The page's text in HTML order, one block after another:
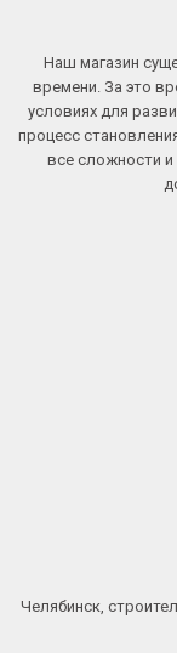
Наш магазин
времени. За это
условиях для
процесс
все сложности
Челябинск,